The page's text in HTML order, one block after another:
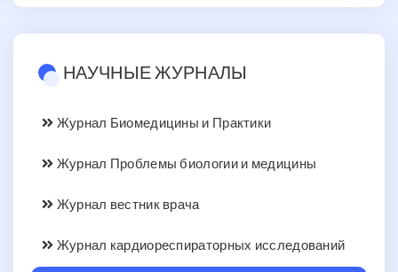
НАУЧНЫЕ ЖУРНАЛЫ
Журнал Биомедицины и Практики
Журнал Проблемы биологии и медицины
Журнал вестник врача
Журнал кардиореспираторных исследований